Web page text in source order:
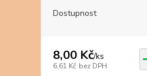
Dostupnost
8,00 Kč/ks
6,61 Kč bez DPH